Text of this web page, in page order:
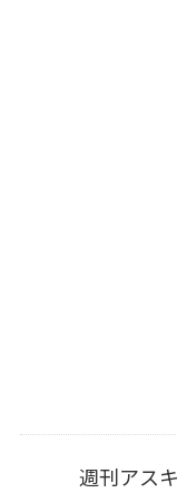
週刊アス